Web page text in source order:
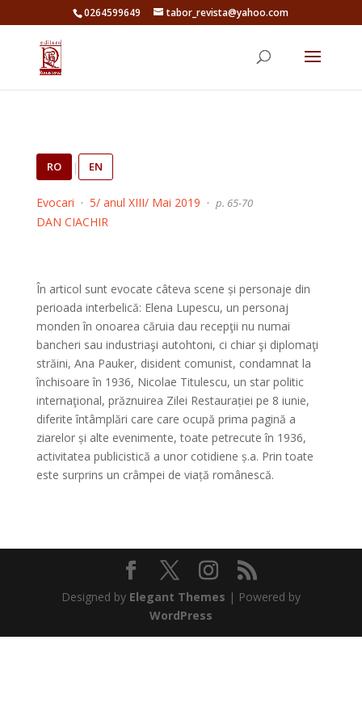
0264599649 tabor_revista@yahoo.com
RO | EN
Evocari · 5/ anul XIII/ Mai 2019 · p. 65-70
DAN CIACHIR
În articol sunt evocate câteva scene și personaje din
perioada interbelică: Elena Lupescu, un personaj
monden în onoarea căruia dau recepţii nu numai
bancheri sau industriaşi autohtoni, ci chiar şi diplomaţi
străini, Ana Pauker, disident comunist, condamnat la
închisoare în 1936, Nicolae Titulescu, un star politic
internaţional, prăznuirea Zilei Restaurației pe 8 iunie,
diferite întâmplări care care ocupă prima pagină a
ziarelor și alte evenimente, toate petrecute în 1936,
activitatea publicistică a unor cotidiene ș.a. Prin toate
este surprins un crâmpei de viață românescă.
Designed by Elegant Themes | Powered by
WordPress